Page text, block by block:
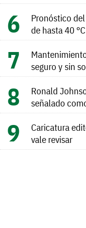
Pronóstico
de hasta 40
seguro y sin
Ronald
señalado
Caricatura
vale revisar